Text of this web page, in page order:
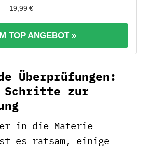
19,99 €
TOP ANGEBOT »
Überprüfungen:
Schritte zur
in die Materie
es ratsam, einige